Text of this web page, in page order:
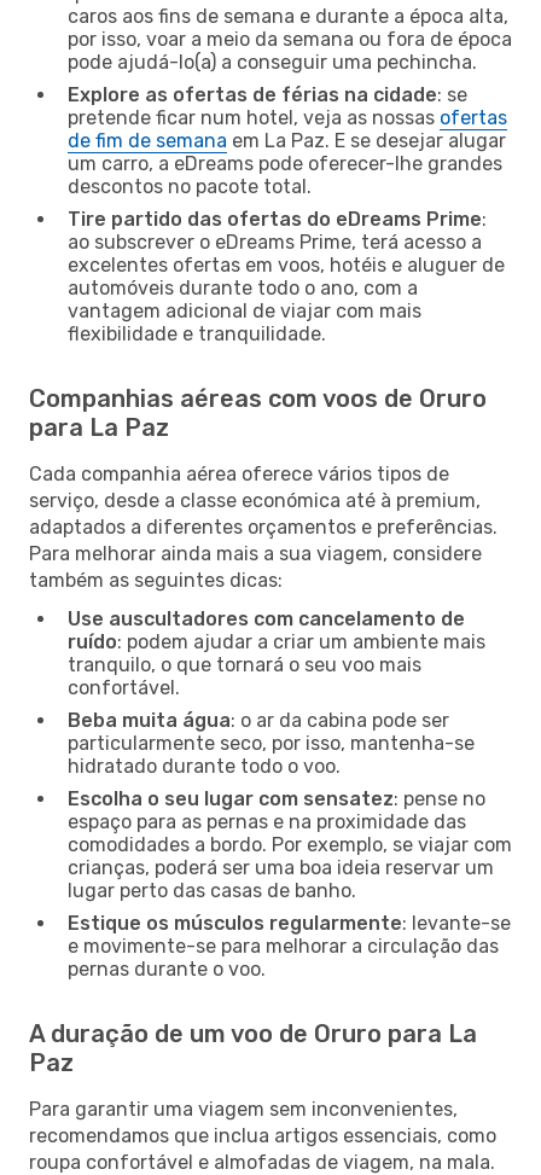
caros aos fins de semana e durante a época alta,
por isso, voar a meio da semana ou fora de época
pode ajudá-lo(a) a conseguir uma pechincha.
Explore as ofertas de férias na cidade: se
pretende ficar num hotel, veja as nossas ofertas
de fim de semana em La Paz. E se desejar alugar
um carro, a eDreams pode oferecer-lhe grandes
descontos no pacote total.
Tire partido das ofertas do eDreams Prime:
ao subscrever o eDreams Prime, terá acesso a
excelentes ofertas em voos, hotéis e aluguer de
automóveis durante todo o ano, com a
vantagem adicional de viajar com mais
flexibilidade e tranquilidade.
Companhias aéreas com voos de Oruro
para La Paz
Cada companhia aérea oferece vários tipos de
serviço, desde a classe económica até à premium,
adaptados a diferentes orçamentos e preferências.
Para melhorar ainda mais a sua viagem, considere
também as seguintes dicas:
Use auscultadores com cancelamento de
ruído: podem ajudar a criar um ambiente mais
tranquilo, o que tornará o seu voo mais
confortável.
Beba muita água: o ar da cabina pode ser
particularmente seco, por isso, mantenha-se
hidratado durante todo o voo.
Escolha o seu lugar com sensatez: pense no
espaço para as pernas e na proximidade das
comodidades a bordo. Por exemplo, se viajar com
crianças, poderá ser uma boa ideia reservar um
lugar perto das casas de banho.
Estique os músculos regularmente: levante-se
e movimente-se para melhorar a circulação das
pernas durante o voo.
A duração de um voo de Oruro para La
Paz
Para garantir uma viagem sem inconvenientes,
recomendamos que inclua artigos essenciais, como
roupa confortável e almofadas de viagem, na mala.